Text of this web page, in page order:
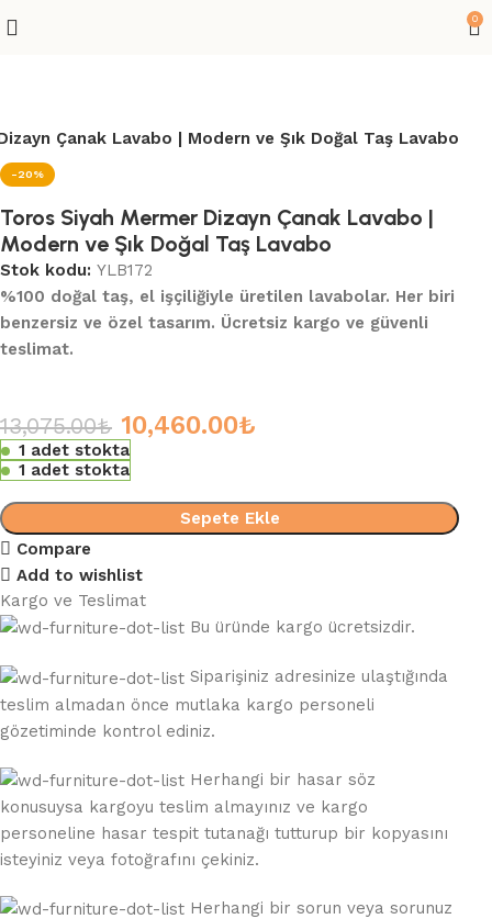
0
Çanak Lavabo | Modern ve Şık Doğal Taş Lavabo
-20%
Toros Siyah Mermer Dizayn Çanak Lavabo |
Modern ve Şık Doğal Taş Lavabo
Stok kodu:YLB172
%100 doğal taş, el işçiliğiyle üretilen lavabolar. Her biri
benzersiz ve özel tasarım. Ücretsiz kargo ve güvenli
teslimat.
13,075.00₺ 10,460.00₺
1 adet stokta
1 adet stokta
Sepete Ekle
Compare
Add to wishlist
Kargo ve Teslimat
Bu üründe kargo ücretsizdir.
Siparişiniz adresinize ulaştığında
teslim almadan önce mutlaka kargo personeli
gözetiminde kontrol ediniz.
Herhangi bir hasar söz
konusuysa kargoyu teslim almayınız ve kargo
personeline hasar tespit tutanağı tutturup bir kopyasını
isteyiniz veya fotoğrafını çekiniz.
Herhangi bir sorun veya sorunuz